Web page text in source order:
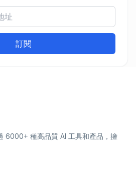
訂閱
6000+ 種高品質 AI 工具和產品，擁